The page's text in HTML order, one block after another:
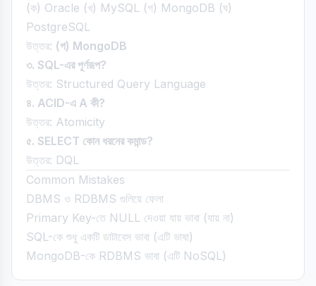
(ক) Oracle (খ) MySQL (গ) MongoDB (ঘ)
PostgreSQL
উত্তর: (গ) MongoDB
৩. SQL-এর পূর্ণরূপ?
উত্তর: Structured Query Language
৪. ACID-এ A কী?
উত্তর: Atomicity
৫. SELECT কোন ধরনের কমান্ড?
উত্তর: DQL
Common Mistakes
DBMS ও RDBMS গুলিয়ে ফেলা
Primary Key-তে NULL দেওয়া যায় ভাবা (যায় না)
SQL-কে শুধু একটি ডাটাবেস ভাবা (এটি ভাষা)
MongoDB-কে RDBMS ভাবা (এটি NoSQL)